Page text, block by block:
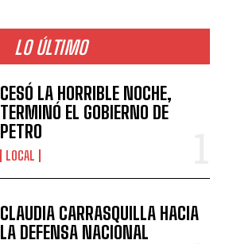
LO ÚLTIMO
CESÓ LA HORRIBLE NOCHE,
TERMINÓ EL GOBIERNO DE
PETRO
LOCAL
CLAUDIA CARRASQUILLA HACIA
LA DEFENSA NACIONAL